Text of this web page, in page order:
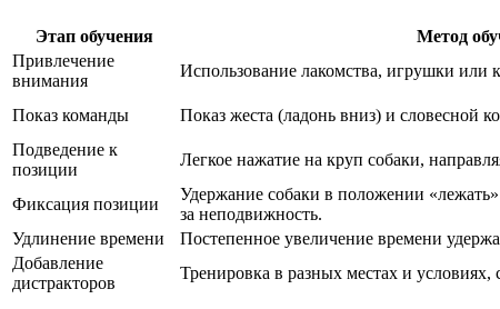
Этап обучения Метод
Привлечение
внимания
Использование лакомства, игрушки или
Показ команды
Показ жеста (ладонь вниз) и словесной
Подведение к
позиции
Легкое нажатие на круп собаки,
Фиксация позиции
Удержание собаки в положении
за неподвижность.
Удлинение времени
Постепенное увеличение времени
Добавление
дистракторов
Тренировка в разных местах и условиях,